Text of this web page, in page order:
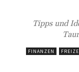
Tipps und
FINANZEN